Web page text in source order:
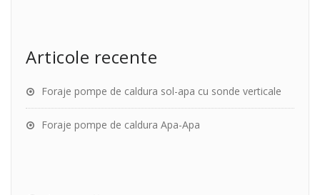
Articole recente
Foraje pompe de caldura sol-apa cu sonde verticale
Foraje pompe de caldura Apa-Apa